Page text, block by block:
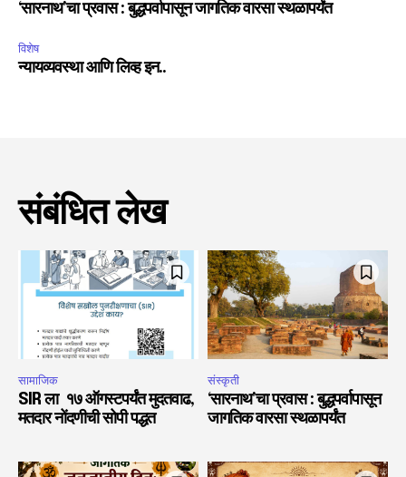
‘सारनाथ’चा प्रवास : बुद्धपर्वापासून जागतिक वारसा स्थळापर्यंत
विशेष
न्यायव्यवस्था आणि लिव्ह इन..
संबंधित लेख
सामाजिक
SIR ला १७ ऑगस्टपर्यंत मुदतवाढ,
मतदार नोंदणीची सोपी पद्धत
संस्कृती
‘सारनाथ’चा प्रवास : बुद्धपर्वापासून
जागतिक वारसा स्थळापर्यंत